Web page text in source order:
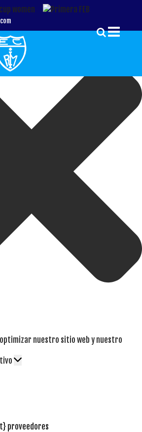
de las Cookies
nuestro sitio web y nuestro
proveedores